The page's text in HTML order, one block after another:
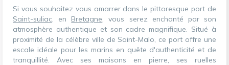
Si vous souhaitez vous amarrer dans le pittoresque port de
Saint-suliac, en Bretagne, vous serez enchanté par son
atmosphère authentique et son cadre magnifique. Situé à
proximité de la célèbre ville de Saint-Malo, ce port offre une
escale idéale pour les marins en quête d'authenticité et de
tranquillité. Avec ses maisons en pierre, ses ruelles